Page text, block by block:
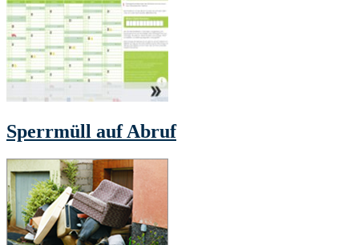
Sperrmüll auf Abruf